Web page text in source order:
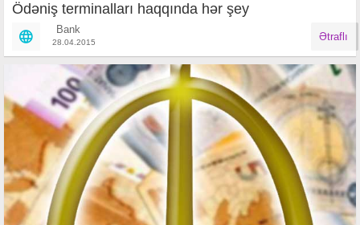
Ödəniş terminalları haqqında hər şey
Bank
28.04.2015 Ətraflı